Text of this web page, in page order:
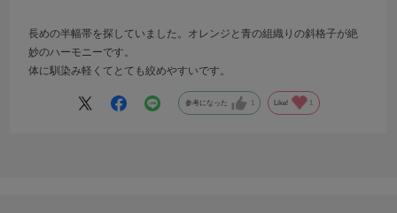
長めの半幅帯を探していました。オレンジと青の組織りの斜格子が絶
妙のハーモニーです。
体に馴染み軽くてとても絞めやすいです。
参考になった Like!